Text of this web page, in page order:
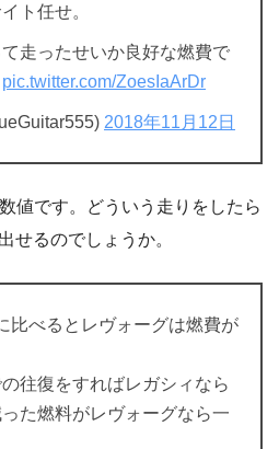
ト任せ。
て走ったせいか良好な燃費で
pic.twitter.com/ZoesIaArDr
2018年11月12日
値です。どういう走りをしたら
せるのでしょうか。
比べるとレヴォーグは燃費が
往復をすればレガシィなら
た燃料がレヴォーグなら一